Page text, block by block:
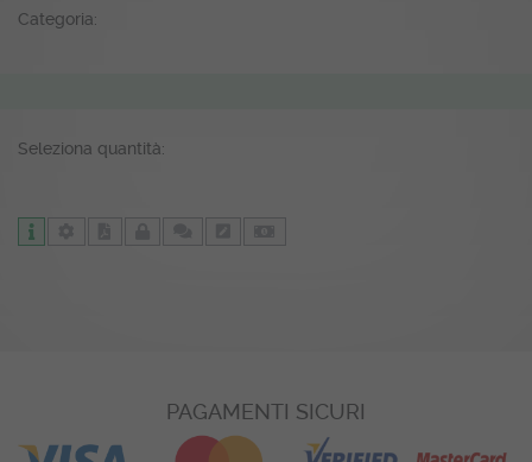
Categoria:
Seleziona quantità:
PAGAMENTI SICURI